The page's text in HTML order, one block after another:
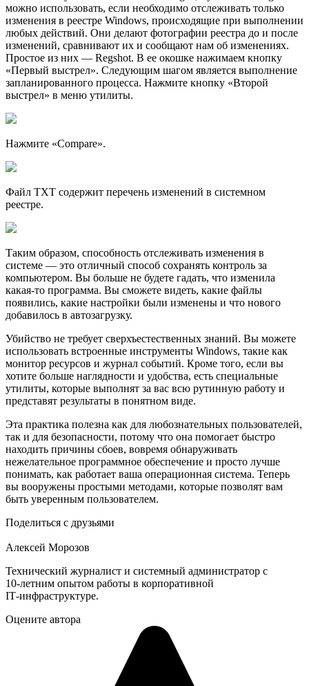
можно использовать, если необходимо отслеживать только
изменения в реестре Windows, происходящие при выполнении
любых действий. Они делают фотографии реестра до и после
изменений, сравнивают их и сообщают нам об изменениях.
Простое из них — Regshot. В ее окошке нажимаем кнопку
«Первый выстрел». Следующим шагом является выполнение
запланированного процесса. Нажмите кнопку «Второй
выстрел» в меню утилиты.
Нажмите «Compare».
Файл TXT содержит перечень изменений в системном
реестре.
Таким образом, способность отслеживать изменения в
системе — это отличный способ сохранять контроль за
компьютером. Вы больше не будете гадать, что изменила
какая-то программа. Вы сможете видеть, какие файлы
появились, какие настройки были изменены и что нового
добавилось в автозагрузку.
Убийство не требует сверхъестественных знаний. Вы можете
использовать встроенные инструменты Windows, такие как
монитор ресурсов и журнал событий. Кроме того, если вы
хотите больше наглядности и удобства, есть специальные
утилиты, которые выполнят за вас всю рутинную работу и
представят результаты в понятном виде.
Эта практика полезна как для любознательных пользователей,
так и для безопасности, потому что она помогает быстро
находить причины сбоев, вовремя обнаруживать
нежелательное программное обеспечение и просто лучше
понимать, как работает ваша операционная система. Теперь
вы вооружены простыми методами, которые позволят вам
быть уверенным пользователем.
Поделиться с друзьями
Алексей Морозов
Технический журналист и системный администратор с
10‑летним опытом работы в корпоративной
IT‑инфраструктуре.
Оцените автора